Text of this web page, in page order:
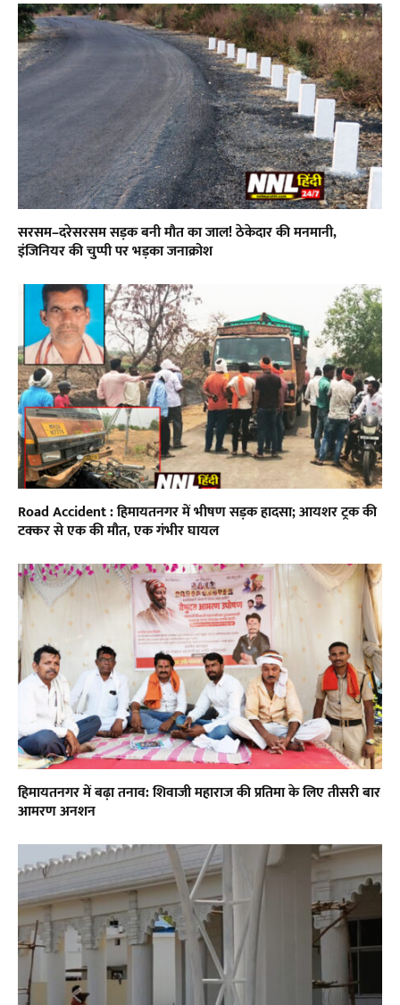
सरसम–दरेसरसम सड़क बनी मौत का जाल! ठेकेदार की मनमानी,
इंजिनियर की चुप्पी पर भड़का जनाक्रोश
Road Accident : हिमायतनगर में भीषण सड़क हादसा; आयशर ट्रक की
टक्कर से एक की मौत, एक गंभीर घायल
हिमायतनगर में बढ़ा तनाव: शिवाजी महाराज की प्रतिमा के लिए तीसरी बार
आमरण अनशन